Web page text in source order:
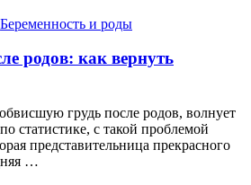
Беременность и роды
родов: как вернуть
грудь после родов, волнует
статистике, с такой проблемой
представительница прекрасного
…